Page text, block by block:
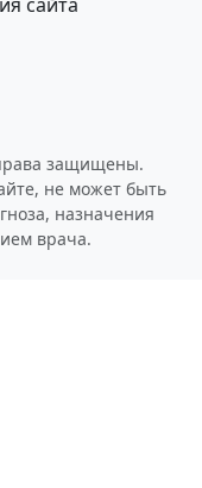
защищены.
не может быть
назначения
врача.